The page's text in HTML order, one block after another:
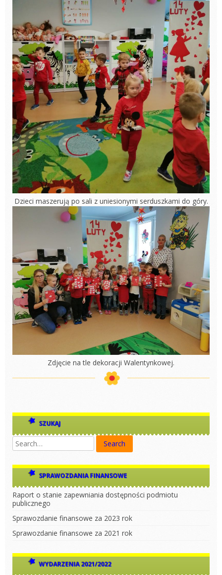
Dzieci maszerują po sali z uniesionymi serduszkami do góry.
Zdjęcie na tle dekoracji Walentynkowej.
SZUKAJ
SPRAWOZDANIA FINANSOWE
Raport o stanie zapewniania dostępności podmiotu
publicznego
Sprawozdanie finansowe za 2023 rok
Sprawozdanie finansowe za 2021 rok
WYDARZENIA 2021/2022